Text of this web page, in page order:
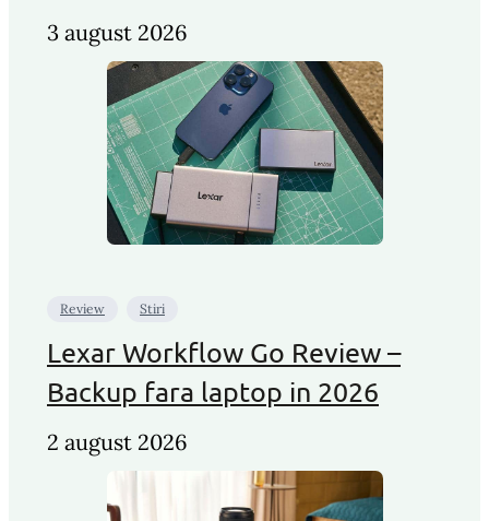
3 august 2026
Review Stiri
Lexar Workflow Go Review –
Backup fara laptop in 2026
2 august 2026